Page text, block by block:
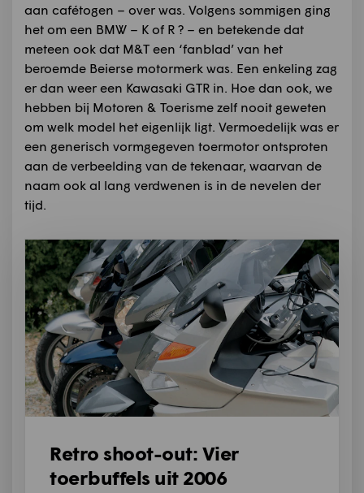
aan cafétogen – over was. Volgens sommigen ging
het om een BMW – K of R ? – en betekende dat
meteen ook dat M&T een ‘fanblad’ van het
beroemde Beierse motormerk was. Een enkeling zag
er dan weer een Kawasaki GTR in. Hoe dan ook, we
hebben bij Motoren & Toerisme zelf nooit geweten
om welk model het eigenlijk ligt. Vermoedelijk was er
een generisch vormgegeven toermotor ontsproten
aan de verbeelding van de tekenaar, waarvan de
naam ook al lang verdwenen is in de nevelen der
tijd.
Retro shoot-out: Vier
toerbuffels uit 2006